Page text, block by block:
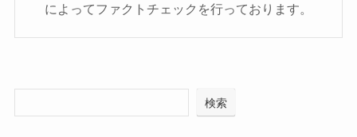
によってファクトチェックを行っております。
検索